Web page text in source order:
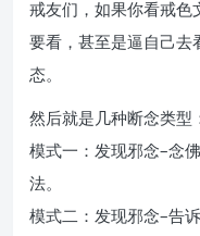
戒友们，如果你看戒色
要看，甚至是逼自己去
态。
然后就是几种断念类型
模式一：发现邪念–念
法。
模式二：发现邪念–告